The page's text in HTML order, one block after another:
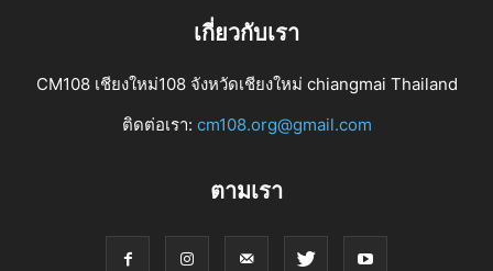
เกี่ยวกับเรา
CM108 เชียงใหม่108 จังหวัดเชียงใหม่ chiangmai Thailand
ติดต่อเรา: cm108.org@gmail.com
ตามเรา